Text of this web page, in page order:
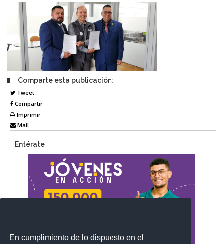
En cumplimiento de lo dispuesto en el
Comparte esta publicación:
Tweet
Compartir
Imprimir
Mail
Entérate